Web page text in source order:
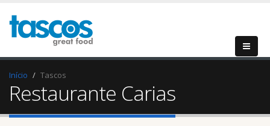
Início Tascos
Restaurante Carias